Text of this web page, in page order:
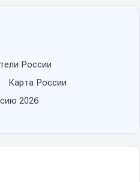
России
Карта России
2026